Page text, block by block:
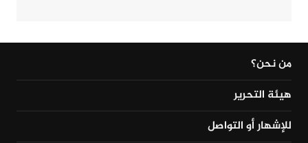
من نحن؟
هيئة التحرير
للإشهار أو التواصل